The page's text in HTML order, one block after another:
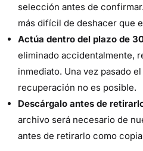
selección antes de
más difícil de deshacer que
Actúa dentro del plazo de
eliminado accidentalmente,
inmediato. Una vez pasado
recuperación no es posible.
Descárgalo antes de
archivo será necesario de
antes de retirarlo como